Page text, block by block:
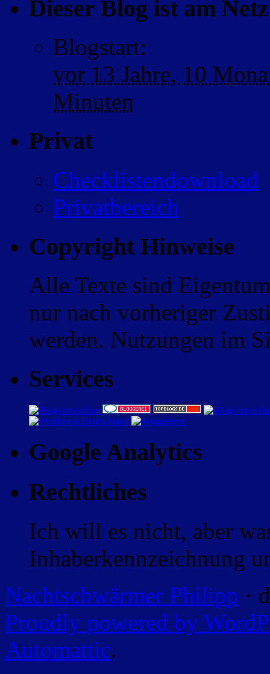
Dieser Blog ist am
Blogstart:
vor 13 Jahre, 10
Minuten
Privat
Checklistendownload
Privatbereich
Copyright Hinweise
Alle Texte sind
nur nach vorheriger
werden. Nutzungen im
Services
Google Analytics
Rechtliches
Ich will es nicht, aber
Inhaberkennzeichnung
Nachtschwärmer Philipp ·
Proudly powered by
Automattic.